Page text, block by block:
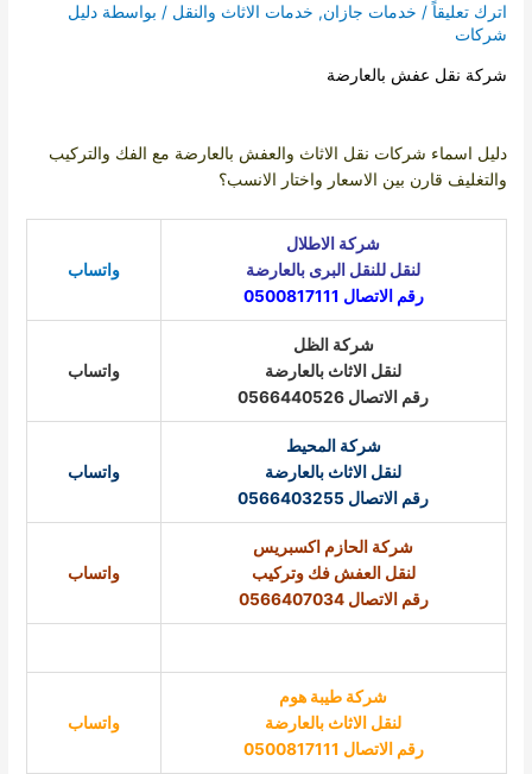
تعليقاً /خدمات جازان,خدمات الاثاث والنقل/ بواسطة دليل
نقل عفش بالعارضة
اسماء شركات نقل الاثاث والعفش بالعارضة مع الفك والتركيب
قارن بين الاسعار واختار الانسب؟
شركة الاطلال
لنقل للنقل البرى بالعارضة
رقم الاتصال 0500817111
واتساب
شركة الظل
لنقل الاثاث بالعارضة
رقم الاتصال0566440526
واتساب
شركة المحيط
لنقل الاثاث بالعارضة
رقم الاتصال 0566403255
واتساب
شركة الحازم اكسبريس
لنقل العفشفك وتركيب
رقم الاتصال0566407034
واتساب
شركة طيبة هوم
لنقل الاثاث بالعارضة
رقم الاتصال 0500817111
واتساب